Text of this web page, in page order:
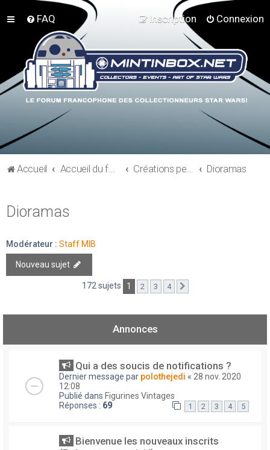
FAQ Connexion
Inscription
Accueil Accueil du forum Créations perso - Expo collections - Costumes Dioramas
Dioramas
Modérateur : Staff MIB
Nouveau sujet
172 sujets 1 2 3 4
Annonces
Qui a des soucis de notifications ?
Dernier message par polothejedi « 28 nov. 2020
12:08
Publié dans Figurines Vintages
Réponses : 69 1 2 3 4 5
Bienvenue les nouveaux inscrits